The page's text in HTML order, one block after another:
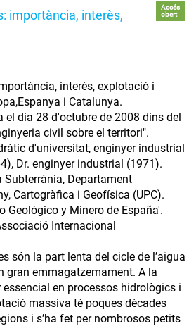
importància, interès,
Accés
obert
interès, explotació i
i Catalunya.
el dia 28 d'octubre de 2008 dins del
civil sobre el territori".
d'universitat, enginyer industrial
Dr. enginyer industrial (1971).
Departament
Cartogràfica i Geofísica (UPC).
Geológico y Minero de España'.
Internacional
són la part lenta del cicle de l’aigua
gran emmagatzemament. A la
en processos hidrològics i
massiva té poques dècades
i s’ha fet per nombrosos petits